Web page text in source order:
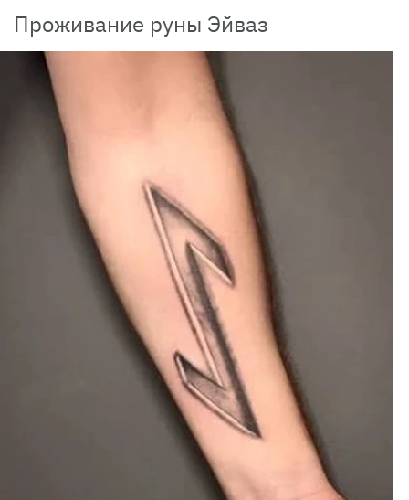
Проживание руны Эйваз